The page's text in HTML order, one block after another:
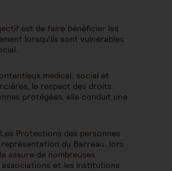
est de faire bénéficier les
lorsqu’ils sont vulnérables.
médical, social et
le respect des droits
protégées, elle conduit une
Protections des personnes
du Barreau, lors
assure de nombreuses
associations et les institutions